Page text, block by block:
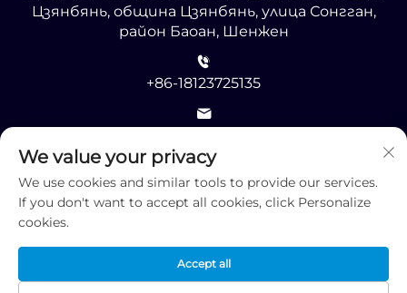
Цзянбянь, община Цзянбянь, улица Сонгган,
район Баоан, Шенжен
+86-18123725135
© Всички права запазени 2025 от Шенжен RMG
Оптоелектроникс КО., ООД -
We value your privacy
We use cookies and similar tools to provide our services.
If you don't want to accept all cookies, click Personalize
cookies.
Accept all